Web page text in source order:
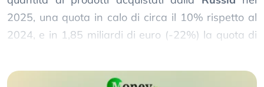
2025, una quota in calo di circa il 10% rispetto al
2024, e in 1,85 miliardi di euro (-22%) la quota di